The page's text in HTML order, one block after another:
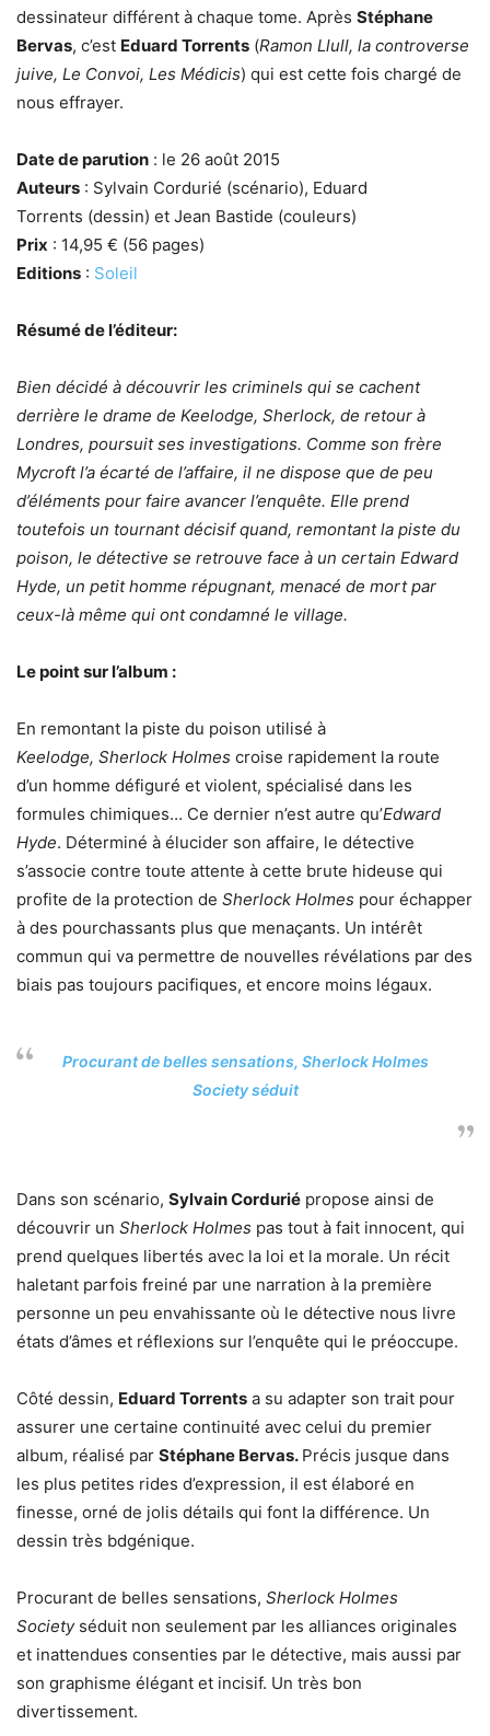
dessinateur différent à chaque tome. Après Stéphane
Bervas, c’est Eduard Torrents (Ramon Llull, la controverse
juive, Le Convoi, Les Médicis) qui est cette fois chargé de
nous effrayer.
Date de parution : le 26 août 2015
Auteurs : Sylvain Cordurié (scénario), Eduard
Torrents (dessin) et Jean Bastide (couleurs)
Prix : 14,95 € (56 pages)
Editions : Soleil
Résumé de l’éditeur:
Bien décidé à découvrir les criminels qui se cachent
derrière le drame de Keelodge, Sherlock, de retour à
Londres, poursuit ses investigations. Comme son frère
Mycroft l’a écarté de l’affaire, il ne dispose que de peu
d’éléments pour faire avancer l’enquête. Elle prend
toutefois un tournant décisif quand, remontant la piste du
poison, le détective se retrouve face à un certain Edward
Hyde, un petit homme répugnant, menacé de mort par
ceux-là même qui ont condamné le village.
Le point sur l’album :
En remontant la piste du poison utilisé à
Keelodge, Sherlock Holmes croise rapidement la route
d’un homme défiguré et violent, spécialisé dans les
formules chimiques… Ce dernier n’est autre qu’Edward
Hyde. Déterminé à élucider son affaire, le détective
s’associe contre toute attente à cette brute hideuse qui
profite de la protection de Sherlock Holmes pour échapper
à des pourchassants plus que menaçants. Un intérêt
commun qui va permettre de nouvelles révélations par des
biais pas toujours pacifiques, et encore moins légaux.
Procurant de belles sensations, Sherlock Holmes
Societyséduit
Dans son scénario, Sylvain Cordurié propose ainsi de
découvrir un Sherlock Holmes pas tout à fait innocent, qui
prend quelques libertés avec la loi et la morale. Un récit
haletant parfois freiné par une narration à la première
personne un peu envahissante où le détective nous livre
états d’âmes et réflexions sur l’enquête qui le préoccupe.
Côté dessin, Eduard Torrents a su adapter son trait pour
assurer une certaine continuité avec celui du premier
album, réalisé par Stéphane Bervas. Précis jusque dans
les plus petites rides d’expression, il est élaboré en
finesse, orné de jolis détails qui font la différence. Un
dessin très bdgénique.
Procurant de belles sensations, Sherlock Holmes
Society séduit non seulement par les alliances originales
et inattendues consenties par le détective, mais aussi par
son graphisme élégant et incisif. Un très bon
divertissement.